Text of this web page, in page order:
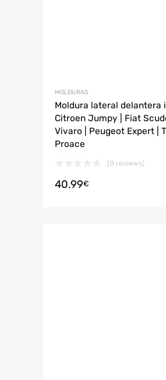
MOLDURAS
Moldura lateral delantera
Citroen Jumpy | Fiat
Vivaro | Peugeot Expert |
Proace
(0 reviews)
40.99€